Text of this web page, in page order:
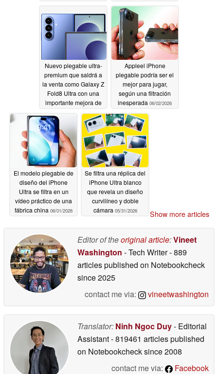
Android06/07/2026
06/04/2026
Nuevo plegable ultra-
premium que saldrá a
la venta como Galaxy Z
Fold8 Ultra con una
importante mejora de
rumorea
06/03/2026
Appleel iPhone
plegable podría ser el
mejor para jugar,
según una filtración
inesperada 06/02/2026
El modelo plegable de
diseño del iPhone
Ultra se filtra en un
vídeo práctico de una
fábrica china 06/01/2026
Se filtra una réplica del
iPhone Ultra blanco
que revela un diseño
curvilíneo y doble
cámara 05/31/2026 Show more articles
Editor of theoriginal article:Vineet
Washington - Tech Writer- 889
articles published on Notebookcheck
since 2025
contact me via:
vineetwashington
Translator: Ninh Ngoc Duy- Editorial
Assistant- 819461 articles published
on Notebookchecksince 2008
contact me via:
Facebook